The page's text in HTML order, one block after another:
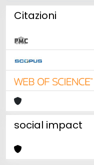
Citazioni
social impact